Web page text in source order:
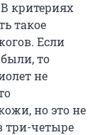
критериях
такое
Если
то
не
но это не
три-четыре